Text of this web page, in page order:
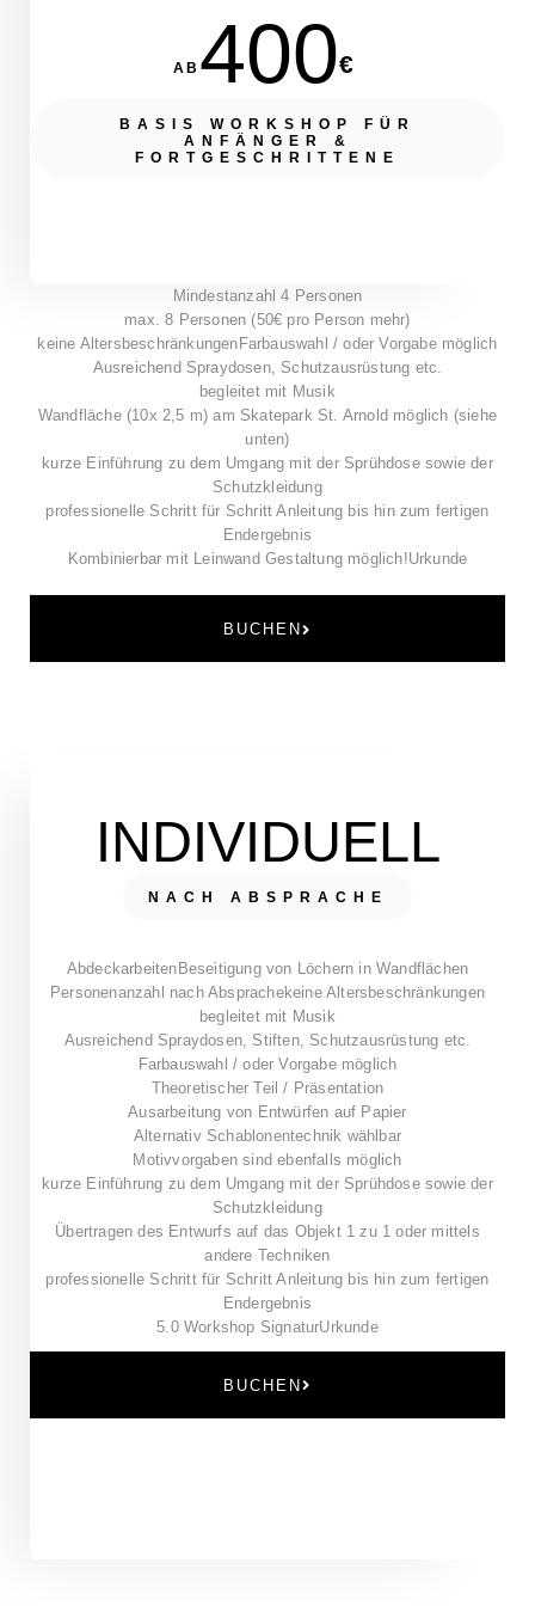
AB 400€
BASIS WORKSHOP FÜR
ANFÄNGER &
FORTGESCHRITTENE
Mindestanzahl 4 Personen
max. 8 Personen (50€ pro Person mehr)
keine Altersbeschränkungen Farbauswahl / oder Vorgabe möglich
Ausreichend Spraydosen, Schutzausrüstung etc.
begleitet mit Musik
Wandfläche (10x 2,5 m) am Skatepark St. Arnold möglich (siehe
unten)
kurze Einführung zu dem Umgang mit der Sprühdose sowie der
Schutzkleidung
professionelle Schritt für Schritt Anleitung bis hin zum fertigen
Endergebnis
Kombinierbar mit Leinwand Gestaltung möglich!Urkunde
BUCHEN
INDIVIDUELL
NACH ABSPRACHE
Abdeckarbeiten Beseitigung von Löchern in Wandflächen
Personenanzahl nach Absprachekeine Altersbeschränkungen
begleitet mit Musik
Ausreichend Spraydosen, Stiften, Schutzausrüstung etc.
Farbauswahl / oder Vorgabe möglich
Theoretischer Teil / Präsentation
Ausarbeitung von Entwürfen auf Papier
Alternativ Schablonentechnik wählbar
Motivvorgaben sind ebenfalls möglich
kurze Einführung zu dem Umgang mit der Sprühdose sowie der
Schutzkleidung
Übertragen des Entwurfs auf das Objekt 1 zu 1 oder mittels
andere Techniken
professionelle Schritt für Schritt Anleitung bis hin zum fertigen
Endergebnis
5.0 Workshop SignaturUrkunde
BUCHEN